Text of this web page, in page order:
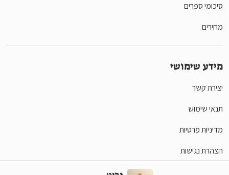
סיכומי ספרים
מחירים
מידע שימושי
יצירת קשר
תנאי שימוש
מדיניות פרטיות
הצהרת נגישות